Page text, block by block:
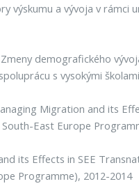
a vývoja v rámci
demografického
s vysokými
Migration and its
East Europe
its Effects in SEE
Programme), 2012-2014